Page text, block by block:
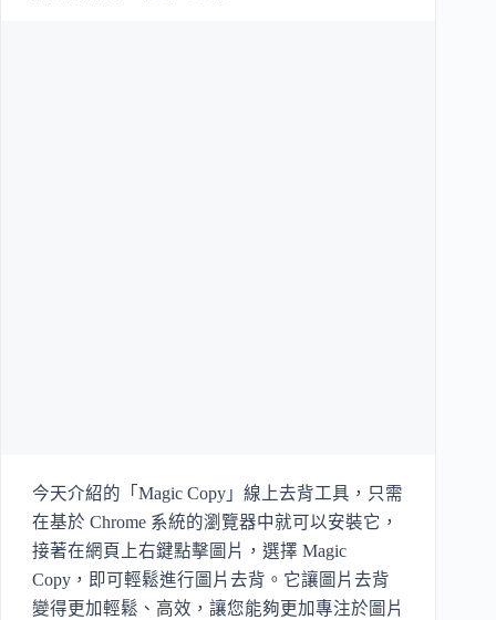
今天介紹的「Magic Copy」線上去背工具，只需
在基於 Chrome 系統的瀏覽器中就可以安裝它，
接著在網頁上右鍵點擊圖片，選擇 Magic
Copy，即可輕鬆進行圖片去背。它讓圖片去背
變得更加輕鬆、高效，讓您能夠更加專注於圖片